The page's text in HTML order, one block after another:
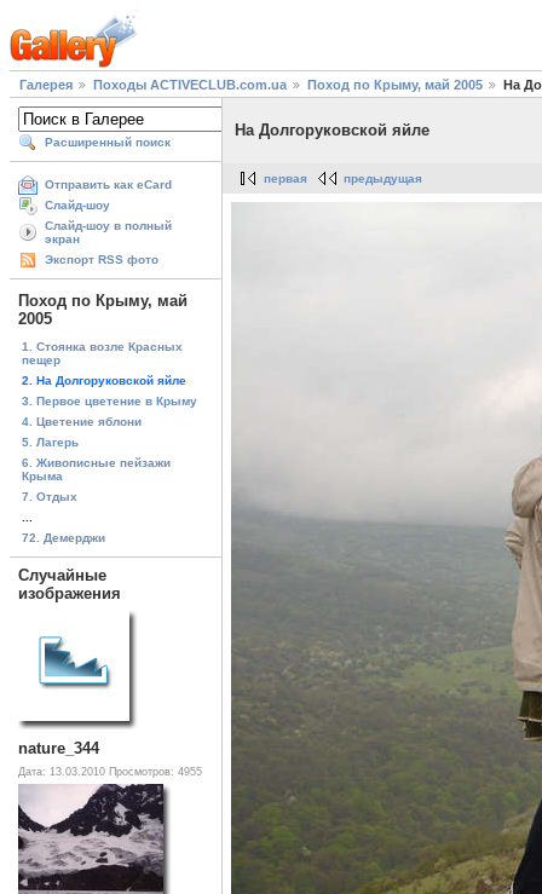
Галерея Походы ACTIVECLUB.com.ua Поход по Крыму, май 2005 На
Расширенный поиск
Отправить как eCard
Слайд-шоу
Слайд-шоу в полный
экран
Экспорт RSS фото
Поход по Крыму, май
2005
1. Стоянка возле Красных
пещер
2. На Долгоруковской яйле
3. Первое цветение в Крыму
4. Цветение яблони
5. Лагерь
6. Живописные пейзажи
Крыма
7. Отдых
72. Демерджи
Случайные
изображения
nature_344
Дата: 13.03.2010 Просмотров: 4955
На Долгоруковской яйле
первая предыдущая